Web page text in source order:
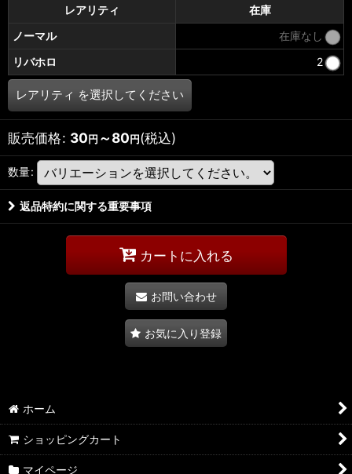
レアリティ
在庫
ノーマル
在庫なし
リバホロ
2
レアリティ を選択してください
販売価格: 30円 ～80円(税込)
数量:
返品特約に関する重要事項
カートに入れる
お問い合わせ
お気に入り登録
ホーム
ショッピングカート
マイページ